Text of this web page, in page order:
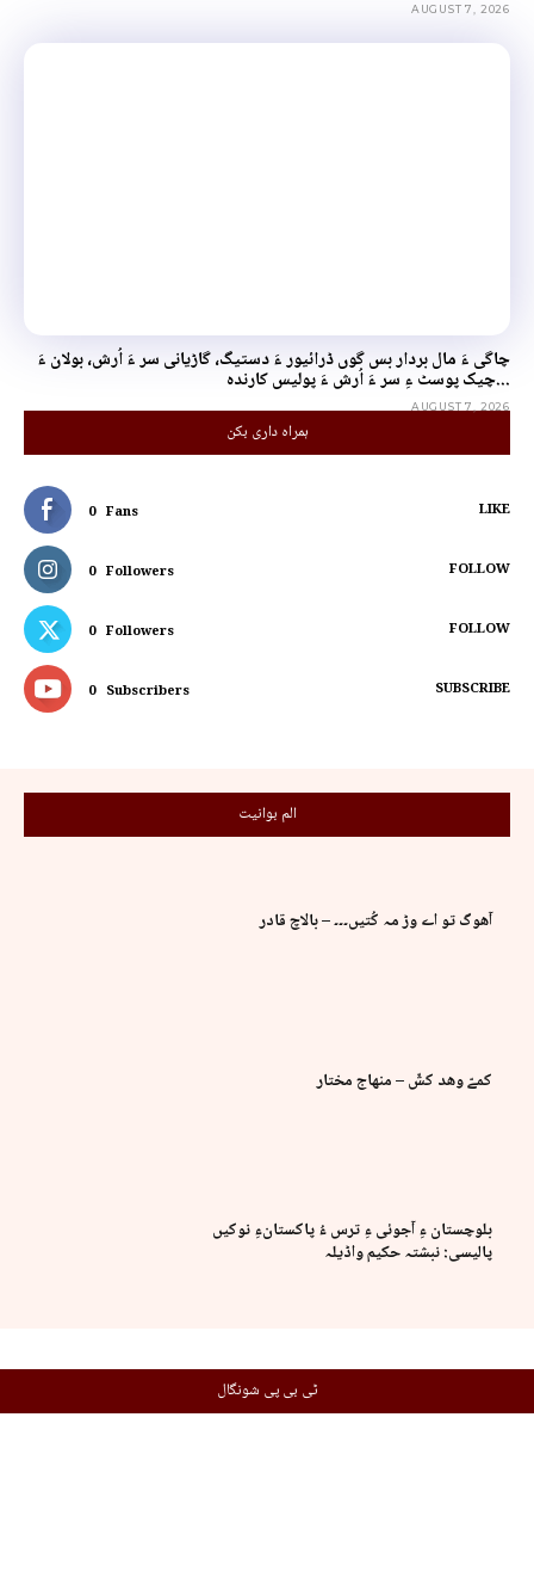
AUGUST 7, 2026
چاگی ءَ مال بردار بس گوں ڈرائیور ءَ دستیگ، گاڑیانی سر ءَ اُرش، بولان ءَ
چیک پوسٹ ءِ سر ءَ اُرش ءَ پولیس کارندہ...
AUGUST 7, 2026
ہمراہ داری بکن
0 Fans LIKE
0 Followers FOLLOW
0 Followers FOLLOW
0 Subscribers SUBSCRIBE
الم بوانیت
آھوگ تو اے وڑ مہ کُتیں۔۔۔ – بالاچ قادر
کمےّ وھد کشّ – منھاج مختار
بلوچستان ءِ آجوئی ءِ ترس ءُ پاکستانءِ نوکیں
پالیسی: نبشتہ حکیم واڈیلہ
ٹی بی پی شونگال